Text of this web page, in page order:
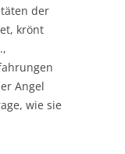
der
krönt
Angel
wie sie